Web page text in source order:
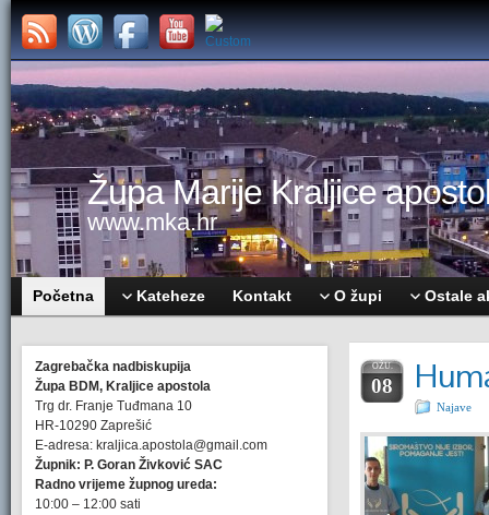
Župa Marije Kraljice
www.mka.hr
Početna Kateheze Kontakt O župi Ostale
Zagrebačka nadbiskupija
Župa BDM, Kraljice apostola
Trg dr. Franje Tuđmana 10
HR-10290 Zaprešić
E-adresa: kraljica.apostola@gmail.com
Župnik: P. Goran Živković SAC
Radno vrijeme župnog ureda:
10:00 – 12:00 sati
OŽU.
08
Najave